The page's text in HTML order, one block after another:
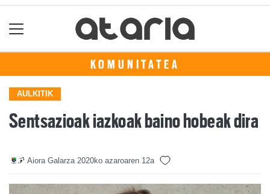
KOMUNITATEA
AULKITIK
Sentsazioak iazkoak baino hobeak dira
Aiora Galarza 2020ko azaroaren 12a